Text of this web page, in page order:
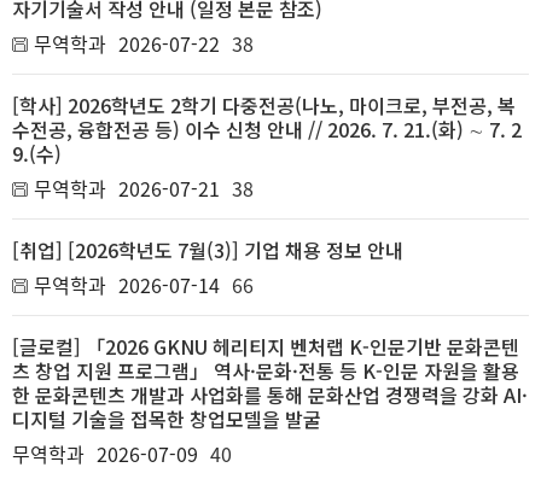
자기기술서 작성 안내 (일정 본문 참조)
무역학과 2026-07-22 38
[학사] 2026학년도 2학기 다중전공(나노, 마이크로, 부전공, 복
수전공, 융합전공 등) 이수 신청 안내 // 2026. 7. 21.(화) ∼ 7. 2
9.(수)
무역학과 2026-07-21 38
[취업] [2026학년도 7월(3)] 기업 채용 정보 안내
무역학과 2026-07-14 66
[글로컬] 「2026 GKNU 헤리티지 벤처랩 K-인문기반 문화콘텐
츠 창업 지원 프로그램」 역사·문화·전통 등 K-인문 자원을 활용
한 문화콘텐츠 개발과 사업화를 통해 문화산업 경쟁력을 강화 AI·
디지털 기술을 접목한 창업모델을 발굴
무역학과 2026-07-09 40